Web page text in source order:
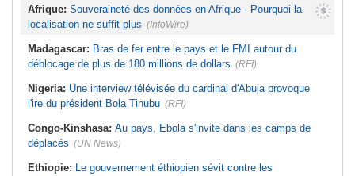
Afrique: Souveraineté des données en Afrique - Pourquoi la
localisation ne suffit plus (InfoWire)
Madagascar: Bras de fer entre le pays et le FMI autour du
déblocage de plus de 180 millions de dollars (RFI)
Nigeria: Une interview télévisée du cardinal d'Abuja provoque
l'ire du président Bola Tinubu (RFI)
Congo-Kinshasa: Au pays, Ebola s'invite dans les camps de
déplacés (UN News)
Ethiopie: Le gouvernement éthiopien sévit contre les